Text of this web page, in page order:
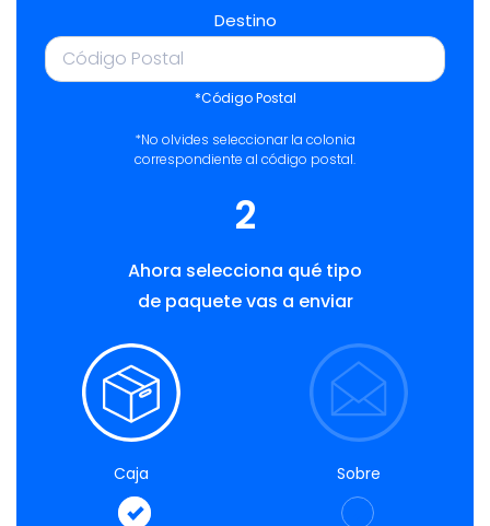
Destino
*Código Postal
*No olvides seleccionar la colonia
correspondiente al código postal.
2
Ahora selecciona qué tipo
de paquete vas a enviar
Caja Sobre